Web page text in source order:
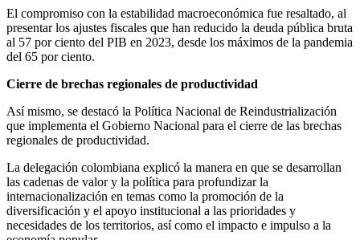
El compromiso con la estabilidad macroeconómica fue resaltado, al
presentar los ajustes fiscales que han reducido la deuda pública bruta
al 57 por ciento del PIB en 2023, desde los máximos de la pandemia
del 65 por ciento.
Cierre de brechas regionales de productividad
Así mismo, se destacó la Política Nacional de Reindustrialización
que implementa el Gobierno Nacional para el cierre de las brechas
regionales de productividad.
La delegación colombiana explicó la manera en que se desarrollan
las cadenas de valor y la política para profundizar la
internacionalización en temas como la promoción de la
diversificación y el apoyo institucional a las prioridades y
necesidades de los territorios, así como el impacto e impulso a la